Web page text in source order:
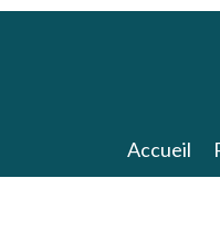
Accueil